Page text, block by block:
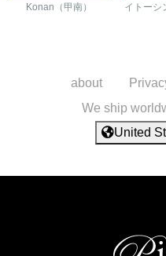
Konan（甲南） イトーシ
about
We ship
United